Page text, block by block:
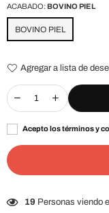
ACABADO:BOVINO PIEL
BOVINO PIEL
Agregar a lista de
Acepto los términos y
19 Personas viendo